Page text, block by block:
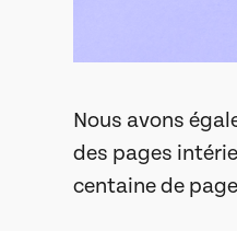
Nous avons
des pages
centaine de